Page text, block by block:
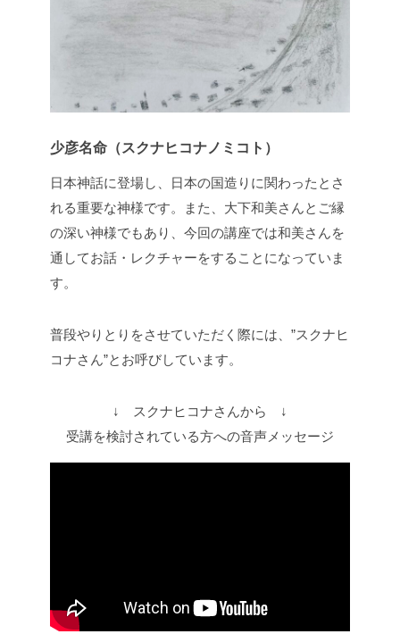
少彦名命（スクナヒコナノミコト）
日本神話に登場し、日本の国造りに関わったとさ
れる重要な神様です。また、大下和美さんとご縁
の深い神様でもあり、今回の講座では和美さんを
通してお話・レクチャーをすることになっていま
す。
普段やりとりをさせていただく際には、”スクナヒ
コナさん”とお呼びしています。
↓ スクナヒコナさんから ↓
受講を検討されている方への音声メッセージ